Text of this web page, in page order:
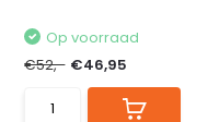
Op voorraad
€52,- €46,95